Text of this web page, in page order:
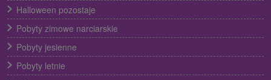
Halloween pozostaje
Pobyty zimowe narciarskie
Pobyty jesienne
Pobyty letnie